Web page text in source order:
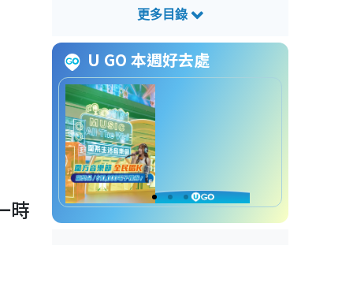
時
6 大兒童防曬推介
兒童防曬推介1.
Mama&Kids UV Light Milk
兒童及寶寶防曬乳
兒童防曬推介2.
Coppertone Water Babies
Lotion SPF 50
兒童防曬推介3. La Roche-
Posay Anthelios Kids SPF
50
兒童防曬推介4. Seba Med
U GO 本週好去處